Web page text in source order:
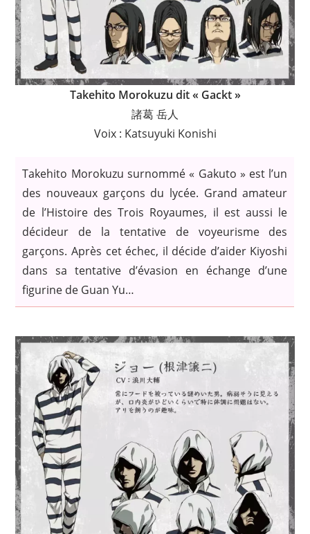
Takehito Morokuzu dit « Gackt »
諸葛 岳人
Voix : Katsuyuki Konishi
Takehito Morokuzu surnommé « Gakuto » est l’un
des nouveaux garçons du lycée. Grand amateur
de l’Histoire des Trois Royaumes, il est aussi le
décideur de la tentative de voyeurisme des
garçons. Après cet échec, il décide d’aider Kiyoshi
dans sa tentative d’évasion en échange d’une
figurine de Guan Yu…